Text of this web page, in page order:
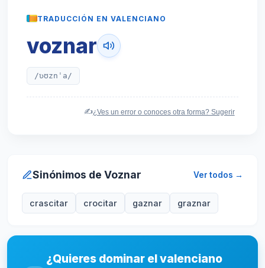
TRADUCCIÓN EN VALENCIANO
voznar
/ʋʊznˈa/
✍️¿Ves un error o conoces otra forma? Sugerir
Sinónimos de Voznar Ver todos →
crascitar crocitar gaznar graznar
¿Quieres dominar el valenciano